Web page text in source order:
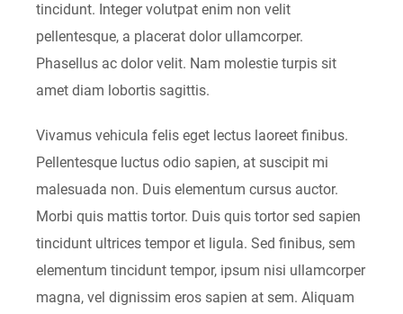
tincidunt. Integer volutpat enim non velit
pellentesque, a placerat dolor ullamcorper.
Phasellus ac dolor velit. Nam molestie turpis sit
amet diam lobortis sagittis.
Vivamus vehicula felis eget lectus laoreet finibus.
Pellentesque luctus odio sapien, at suscipit mi
malesuada non. Duis elementum cursus auctor.
Morbi quis mattis tortor. Duis quis tortor sed sapien
tincidunt ultrices tempor et ligula. Sed finibus, sem
elementum tincidunt tempor, ipsum nisi ullamcorper
magna, vel dignissim eros sapien at sem. Aliquam